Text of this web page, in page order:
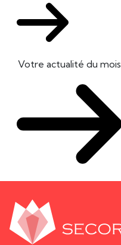
Votre actualité du mois